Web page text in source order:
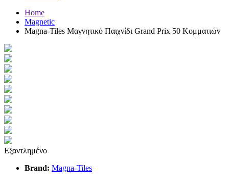
Home
Magnetic
Magna-Tiles Μαγνητικό Παιχνίδι Grand Prix 50 Κομματιών
Εξαντλημένο
Brand: Magna-Tiles